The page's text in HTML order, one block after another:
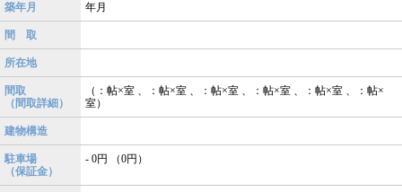
築年月 年月
間 取
所在地
間取
（間取詳細）
（：帖×室 、：帖×室 、：帖×室 、：帖×室 、：帖×室 、：帖×
室）
建物構造
駐車場
（保証金）
- 0円 （0円）